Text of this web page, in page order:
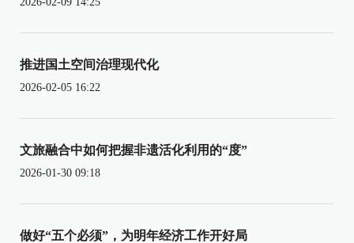
推进国土空间治理现代化
2026-02-05 16:22
文旅融合中如何把握非遗活化利用的“度”
2026-01-30 09:18
做好“五个必须”，为明年经济工作开好局